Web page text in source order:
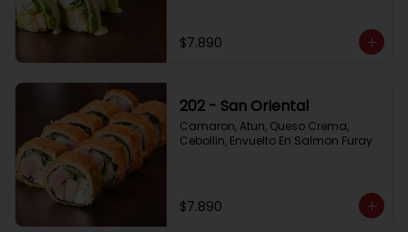
$7.890
202 - San Oriental
Camaron, Atun, Queso Crema,
Cebollin, Envuelto En Salmon Furay
$7.890